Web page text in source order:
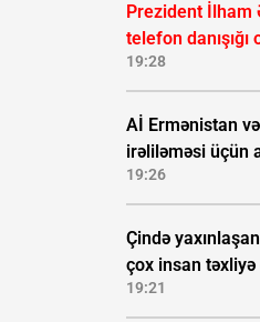
Prezident İlham
telefon danışığı
19:28
Aİ Ermənistan
irəliləməsi üçün
19:26
Çində
çox insan
19:21